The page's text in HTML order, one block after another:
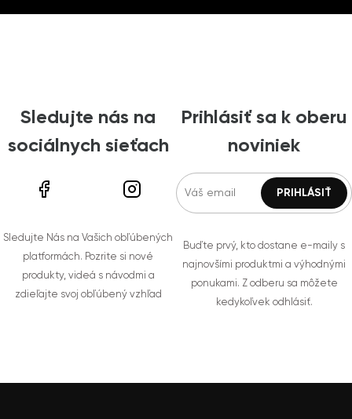
Sledujte nás na
sociálnych sieťach
Sledujte Nás na Vašich obľúbených
platformách. Pozrite si nové
produkty, videá s návodmi a
zdieľajte svoj obľúbený vzhľad
Prihlásiť sa k oberu
noviniek
Buďte prvý, kto dostane e-maily s
najnovšími produktmi a výhodnými
ponukami. Z odberu sa môžete
kedykoľvek odhlásiť.